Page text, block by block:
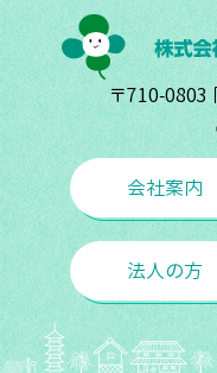
〒710-0803
会社案内
法人の方